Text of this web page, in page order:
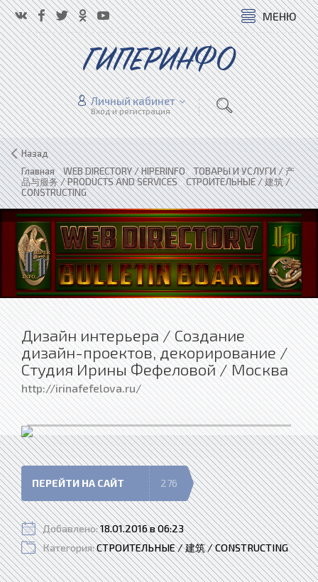
МЕНЮ
ГИПЕРИНФО
Личный кабинет
Вход и регистрация
Назад
Главная»WEB DIRECTORY / HIPERINFO»ТОВАРЫ И УСЛУГИ / 产
品与服务 / PRODUCTS AND SERVICES»СТРОИТЕЛЬНЫЕ / 建筑 /
CONSTRUCTING
Дизайн интерьера / Создание
дизайн-проектов, декорирование /
Студия Ирины Фефеловой / Москва
http://irinafefelova.ru/
ПЕРЕЙТИ НА САЙТ 276
Добавлено:18.01.2016 в 06:23
Категория:СТРОИТЕЛЬНЫЕ / 建筑 / CONSTRUCTING